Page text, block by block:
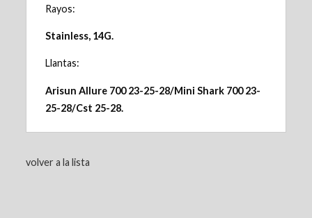
Rayos:
Stainless, 14G.
Llantas:
Arisun Allure 700 23-25-28/Mini Shark 700 23-
25-28/Cst 25-28.
volver a la lista